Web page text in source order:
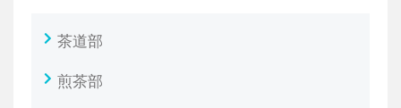
茶道部
煎茶部